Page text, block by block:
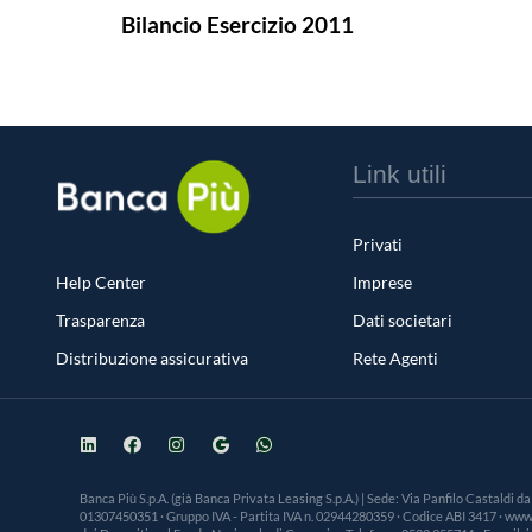
Bilancio Esercizio 2011
Help Center
Trasparenza
Distribuzione assicurativa
Link utili
Privati
Imprese
Dati societari
Rete Agenti
Banca Più S.p.A. (già Banca Privata Leasing S.p.A.) | Sede: Via Panfilo Castaldi
01307450351 · Gruppo IVA - Partita IVA n. 02944280359 · Codice ABI 3417 ·